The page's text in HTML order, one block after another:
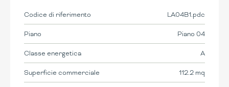
Codice di riferimento LA04B1.pdc
Piano Piano 04
Classe energetica A
Superficie commerciale 112.2 mq